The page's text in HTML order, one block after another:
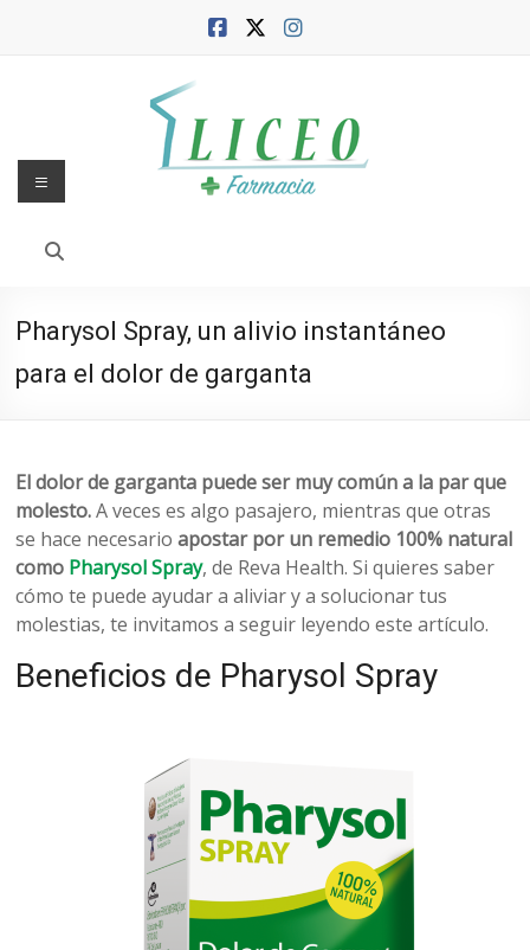
Blog
la
Farmacia
salud
y
belleza
Menú
Pharysol Spray, un alivio instantáneo
para el dolor de garganta
El dolor de garganta puede ser muy común a la par que
molesto.A veces es algo pasajero, mientras que otras
se hace necesarioapostar por un remedio 100% natural
como Pharysol Spray, de Reva Health. Si quieres saber
cómo te puede ayudar a aliviar y a solucionar tus
molestias, te invitamos a seguir leyendo este artículo.
Beneficios de Pharysol Spray